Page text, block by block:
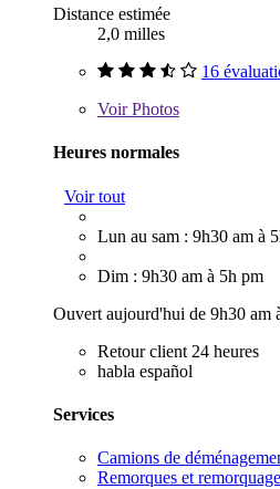
Distance estimée
2,0 milles
16
VoirPhotos
Heures normales
Voir tout
Lun au sam : 9h30 am à
Dim : 9h30 am à 5h pm
Ouvert aujourd'hui de 9h30 am
Retour client 24 heures
habla español
Services
Camions de
Remorques et remorquage